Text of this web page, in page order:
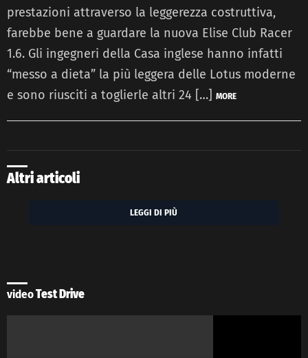
prestazioni attraverso la leggerezza costruttiva,
farebbe bene a guardare la nuova Elise Club Racer
1.6. Gli ingegneri della Casa inglese hanno infatti
“messo a dieta” la più leggera delle Lotus moderne
e sono riusciti a toglierle altri 24 […] MORE
Altri articoli
LEGGI DI PIÙ
videoTest Drive